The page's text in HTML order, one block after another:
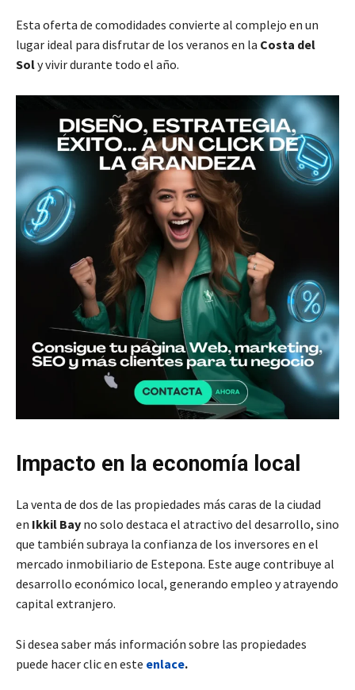
Esta oferta de comodidades convierte al complejo en un
lugar ideal para disfrutar de los veranos en la Costa del
Soly vivir durante todo el año.
Impacto en la economía local
La venta de dos de las propiedades más caras de la ciudad
en Ikkil Bay no solo destaca el atractivo del desarrollo, sino
que también subraya la confianza de los inversores en el
mercado inmobiliario de Estepona. Este auge contribuye al
desarrollo económico local, generando empleo y atrayendo
capital extranjero.
Si desea saber más información sobre las propiedades
puede hacer clic en este enlace.